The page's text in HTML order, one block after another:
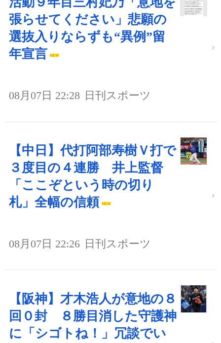
張らせてください」悲願の
選抜入りならずも“異例”留
年宣言
08月07日 22:28 日刊スポーツ
【中日】代打阿部寿樹Ｖ打で
３度目の４連勝 井上監督
「ここぞという時の切り
札」全幅の信頼
08月07日 22:26 日刊スポーツ
【阪神】才木浩人が意地の８
回０封 ８勝目消した守護神
に「シゴトね！」冗談でい